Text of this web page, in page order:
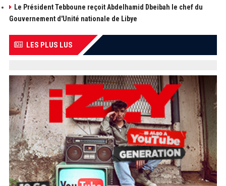
Le Président Tebboune reçoit Abdelhamid Dbeibah le chef du
Gouvernement d'Unité nationale de Libye
LES PLUS LUS